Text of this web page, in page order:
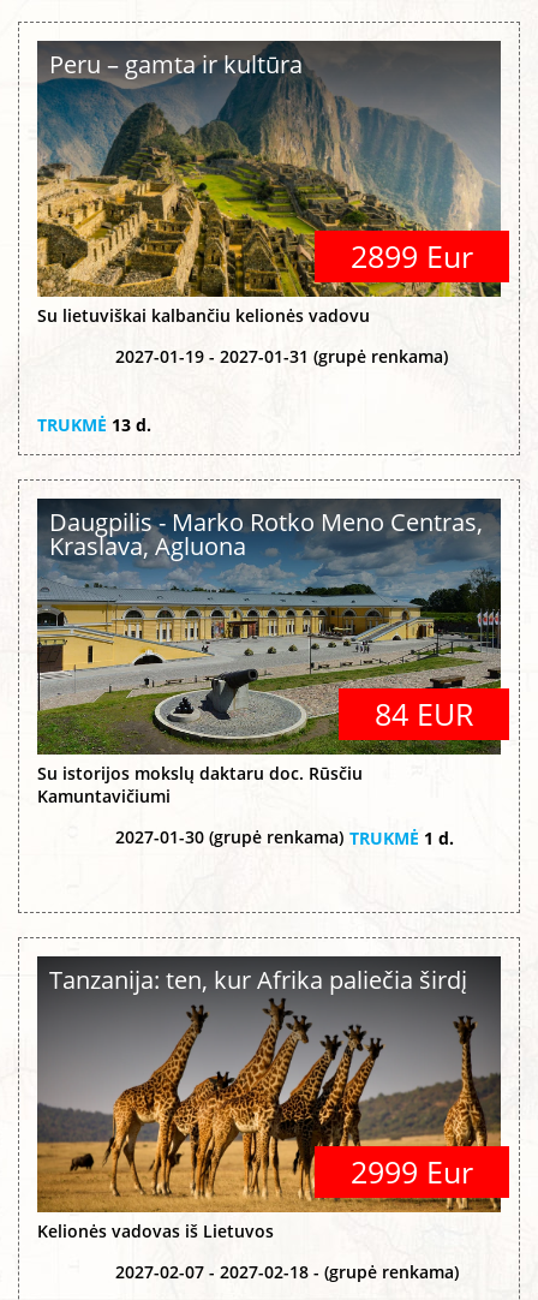
Peru – gamta ir kultūra
2899 Eur
Su lietuviškai kalbančiu kelionės vadovu
2027-01-19 - 2027-01-31 (grupė renkama)
TRUKMĖ 13 d.
Daugpilis - Marko Rotko Meno Centras,
Kraslava, Agluona
84 EUR
Su istorijos mokslų daktaru doc. Rūsčiu
Kamuntavičiumi
2027-01-30 (grupė renkama) TRUKMĖ 1 d.
Tanzanija: ten, kur Afrika paliečia širdį
2999 Eur
Kelionės vadovas iš Lietuvos
2027-02-07 - 2027-02-18 - (grupė renkama)